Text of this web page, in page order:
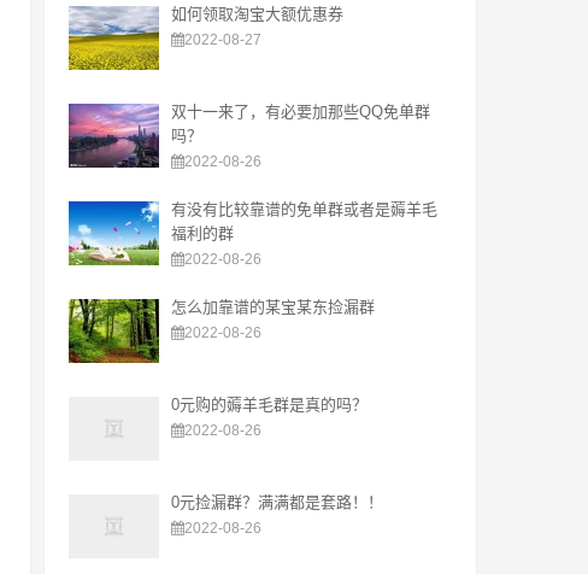
如何领取淘宝大额优惠券
2022-08-27
双十一来了，有必要加那些QQ免单群
吗？
2022-08-26
有没有比较靠谱的免单群或者是薅羊毛
福利的群
2022-08-26
怎么加靠谱的某宝某东捡漏群
2022-08-26
0元购的薅羊毛群是真的吗？
2022-08-26
0元捡漏群？满满都是套路！！
2022-08-26